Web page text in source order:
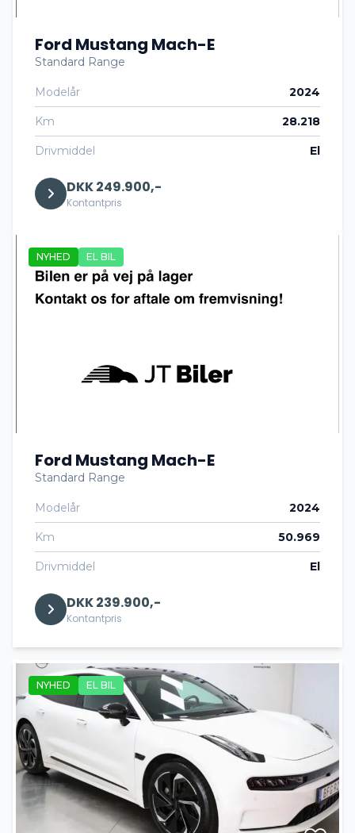
Ford Mustang Mach-E
Standard Range
Modelår 2024
Km 28.218
Drivmiddel El
DKK 249.900,-
Kontantpris
NYHED EL BIL
Ford Mustang Mach-E
Standard Range
Modelår 2024
Km 50.969
Drivmiddel El
DKK 239.900,-
Kontantpris
NYHED EL BIL